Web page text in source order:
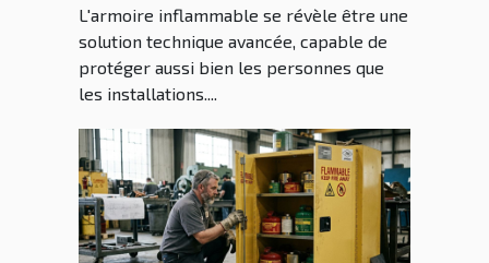
L'armoire inflammable se révèle être une
solution technique avancée, capable de
protéger aussi bien les personnes que
les installations....